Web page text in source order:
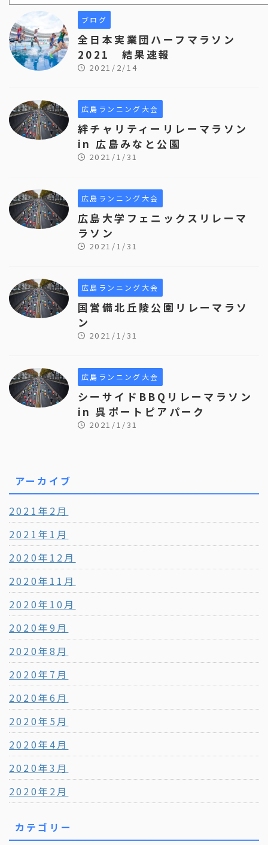
ブログ
全日本実業団ハーフマラソン
2021 結果速報
2021/2/14
広島ランニング大会
絆チャリティーリレーマラソン
in 広島みなと公園
2021/1/31
広島ランニング大会
広島大学フェニックスリレーマ
ラソン
2021/1/31
広島ランニング大会
国営備北丘陵公園リレーマラソ
ン
2021/1/31
広島ランニング大会
シーサイドBBQリレーマラソン
in 呉ポートピアパーク
2021/1/31
アーカイブ
2021年2月
2021年1月
2020年12月
2020年11月
2020年10月
2020年9月
2020年8月
2020年7月
2020年6月
2020年5月
2020年4月
2020年3月
2020年2月
カテゴリー